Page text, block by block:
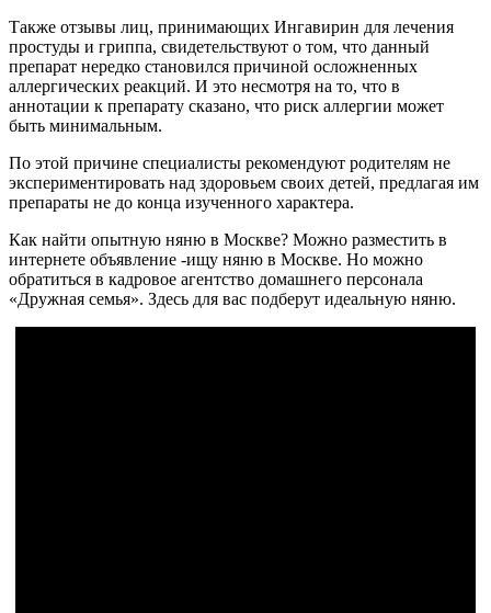
Также отзывы лиц, принимающих Ингавирин для лечения
простуды и гриппа, свидетельствуют о том, что данный
препарат нередко становился причиной осложненных
аллергических реакций. И это несмотря на то, что в
аннотации к препарату сказано, что риск аллергии может
быть минимальным.
По этой причине специалисты рекомендуют родителям не
экспериментировать над здоровьем своих детей, предлагая им
препараты не до конца изученного характера.
Как найти опытную няню в Москве? Можно разместить в
интернете объявление -ищу няню в Москве. Но можно
обратиться в кадровое агентство домашнего персонала
«Дружная семья». Здесь для вас подберут идеальную няню.